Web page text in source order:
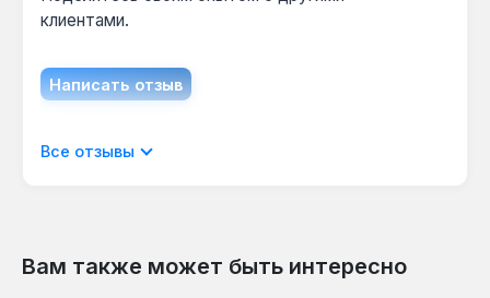
деталей.
клиентами.
Написать отзыв
Отображать отзывы только на текущем
Все отзывы
Вам также может быть интересно